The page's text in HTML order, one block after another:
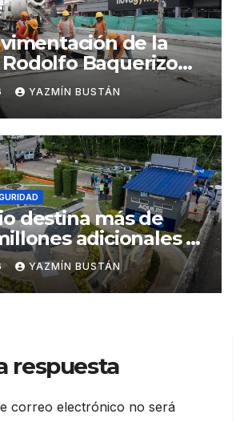
de la
Baquerizo
parte de la
Urbana
YAZMÍN BUSTÁN
destina más de
adicionales a
EP para fortalecer la
ciudadana
YAZMÍN BUSTÁN
respuesta
correo electrónico no será